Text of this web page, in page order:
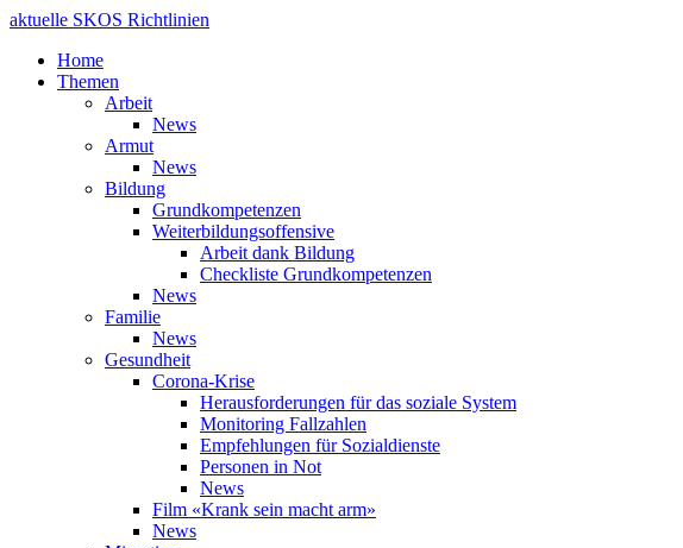
aktuelle SKOS Richtlinien
Home
Themen
Arbeit
News
Armut
News
Bildung
Grundkompetenzen
Weiterbildungsoffensive
Arbeit dank Bildung
Checkliste Grundkompetenzen
News
Familie
News
Gesundheit
Corona-Krise
Herausforderungen für das soziale System
Monitoring Fallzahlen
Empfehlungen für Sozialdienste
Personen in Not
News
Film «Krank sein macht arm»
News